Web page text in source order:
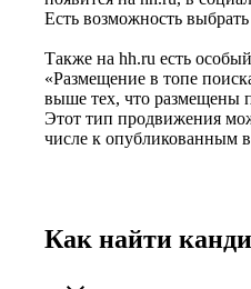
Есть возможность
Также на hh.ru есть
«Размещение в топе
выше тех, что размещены
Этот тип продвижения
числе к опубликованным
Как найти